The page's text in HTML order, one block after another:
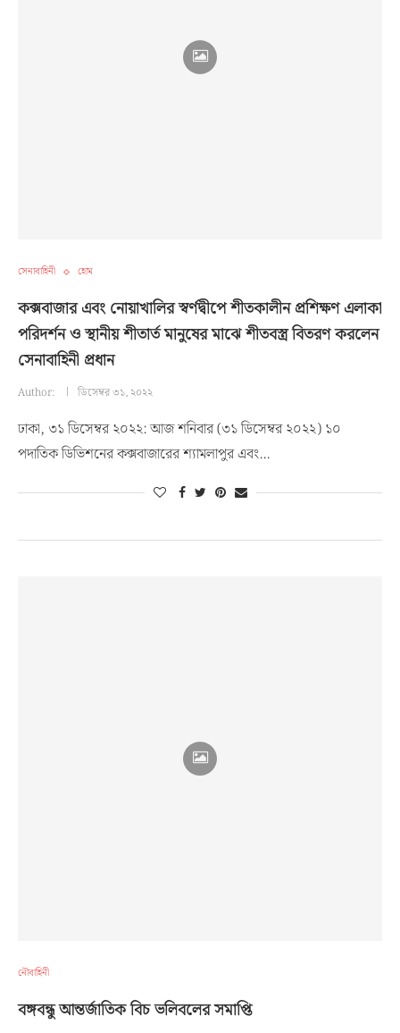
সেনাবাহিনী হোম
কক্সবাজার এবং নোয়াখালির স্বর্ণদ্বীপে শীতকালীন প্রশিক্ষণ এলাকা
পরিদর্শন ও স্থানীয় শীতার্ত মানুষের মাঝে শীতবস্ত্র বিতরণ করলেন
সেনাবাহিনী প্রধান
Author: ডিসেম্বর ৩১, ২০২২
ঢাকা, ৩১ ডিসেম্বর ২০২২: আজ শনিবার (৩১ ডিসেম্বর ২০২২) ১০
পদাতিক ডিভিশনের কক্সবাজারের শ্যামলাপুর এবং…
নৌবাহিনী
বঙ্গবন্ধু আন্তর্জাতিক বিচ ভলিবলের সমাপ্তি